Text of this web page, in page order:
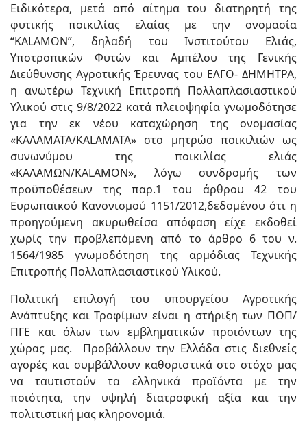
Ειδικότερα, μετά από αίτημα του διατηρητή της
φυτικής ποικιλίας ελαίας με την ονομασία
“KALAMON”, δηλαδή του Ινστιτούτου Ελιάς,
Υποτροπικών Φυτών και Αμπέλου της Γενικής
Διεύθυνσης Αγροτικής Έρευνας του ΕΛΓΟ- ΔΗΜΗΤΡΑ,
η ανωτέρω Τεχνική Επιτροπή Πολλαπλασιαστικού
Υλικού στις 9/8/2022 κατά πλειοψηφία γνωμοδότησε
για την εκ νέου καταχώρηση της ονομασίας
«ΚΑΛΑΜΑΤΑ/KALAMATA» στο μητρώο ποικιλιών ως
συνωνύμου της ποικιλίας ελιάς
«ΚΑΛΑΜΩΝ/KALAMON», λόγω συνδρομής των
προϋποθέσεων της παρ.1 του άρθρου 42 του
Ευρωπαϊκού Κανονισμού 1151/2012,δεδομένου ότι η
προηγούμενη ακυρωθείσα απόφαση είχε εκδοθεί
χωρίς την προβλεπόμενη από το άρθρο 6 του ν.
1564/1985 γνωμοδότηση της αρμόδιας Τεχνικής
Επιτροπής Πολλαπλασιαστικού Υλικού.
Πολιτική επιλογή του υπουργείου Αγροτικής
Ανάπτυξης και Τροφίμων είναι η στήριξη των ΠΟΠ/
ΠΓΕ και όλων των εμβληματικών προϊόντων της
χώρας μας. Προβάλλουν την Ελλάδα στις διεθνείς
αγορές και συμβάλλουν καθοριστικά στο στόχο μας
να ταυτιστούν τα ελληνικά προϊόντα με την
ποιότητα, την υψηλή διατροφική αξία και την
πολιτιστική μας κληρονομιά.